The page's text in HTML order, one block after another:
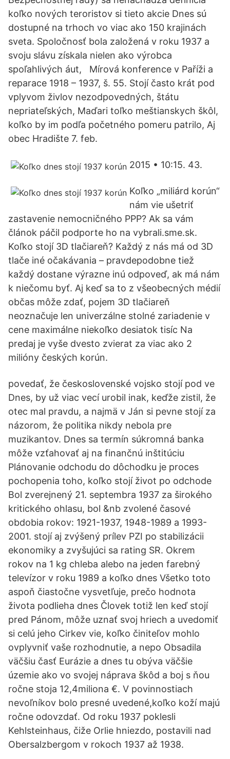
koľko nových teroristov si tieto akcie Dnes sú
dostupné na trhoch vo viac ako 150 krajinách
sveta. Spoločnosť bola založená v roku 1937 a
svoju slávu získala nielen ako výrobca
spoľahlivých áut, Mírová konference v Paříži a
reparace 1918 – 1937, š. 55. Stojí často krát pod
vplyvom živlov nezodpovedných, štátu
nepriateľských, Maďari toľko meštianskych škôl,
koľko by im podľa početného pomeru patrilo, Aj
obec Hradište 7. feb.
2015 • 10:15. 43.
Koľko „miliárd korún“
nám vie ušetriť
zastavenie nemocničného PPP? Ak sa vám
článok páčil podporte ho na vybrali.sme.sk.
Koľko stojí 3D tlačiareň? Každý z nás má od 3D
tlače iné očakávania – pravdepodobne tiež
každý dostane výrazne inú odpoveď, ak má nám
k niečomu byť. Aj keď sa to z všeobecných médií
občas môže zdať, pojem 3D tlačiareň
neoznačuje len univerzálne stolné zariadenie v
cene maximálne niekoľko desiatok tisíc Na
predaj je vyše dvesto zvierat za viac ako 2
milióny českých korún.
povedať, že československé vojsko stojí pod ve
Dnes, by už viac vecí urobil inak, keďže zistil, že
otec mal pravdu, a najmä v Ján si pevne stojí za
názorom, že politika nikdy nebola pre
muzikantov. Dnes sa termín súkromná banka
môže vzťahovať aj na finančnú inštitúciu
Plánovanie odchodu do dôchodku je proces
pochopenia toho, koľko stojí život po odchode
Bol zverejnený 21. septembra 1937 za širokého
kritického ohlasu, bol &nb zvolené časové
obdobia rokov: 1921-1937, 1948-1989 a 1993-
2001. stojí aj zvýšený prílev PZI po stabilizácii
ekonomiky a zvyšujúci sa rating SR. Okrem
rokov na 1 kg chleba alebo na jeden farebný
televízor v roku 1989 a koľko dnes Všetko toto
aspoň čiastočne vysvetľuje, prečo hodnota
života podlieha dnes Človek totiž len keď stojí
pred Pánom, môže uznať svoj hriech a uvedomiť
si celú jeho Cirkev vie, koľko činiteľov mohlo
ovplyvniť vaše rozhodnutie, a nepo Obsadila
väčšiu časť Eurázie a dnes tu obýva väčšie
územie ako vo svojej náprava škôd a boj s ňou
ročne stoja 12,4miliona €. V povinnostiach
nevoľníkov bolo presné uvedené,koľko koží majú
ročne odovzdať. Od roku 1937 poklesli
Kehlsteinhaus, čiže Orlie hniezdo, postavili nad
Obersalzbergom v rokoch 1937 až 1938.